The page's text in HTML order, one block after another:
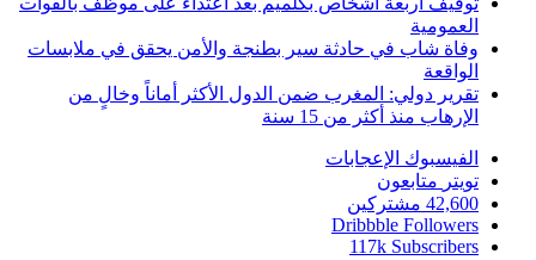
العمومية
وفاة شاب في حادثة سير بطنجة والأمن يحقق في ملابسات
الواقعة
تقرير دولي: المغرب ضمن الدول الأكثر أماناً وخالٍ من
الإرهاب منذ أكثر من 15 سنة
الفيسبوك الإعجابات
تويتر متابعون
42,600 مشتركين
Dribbble Followers
117k Subscribers